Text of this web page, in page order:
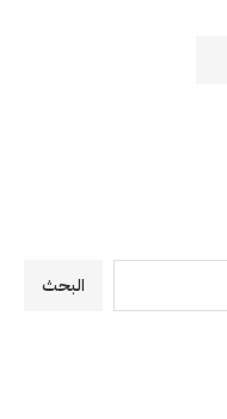
البحث